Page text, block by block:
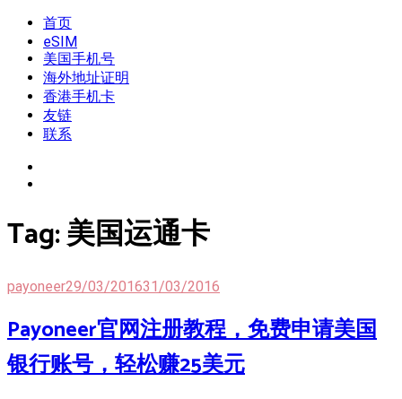
Skip
content
我是王掌柜
新闻酸菜馆|极客电台|自媒体联盟
首页
eSIM
美国手机号
海外地址证明
香港手机卡
友链
联系
Tag:美国运通卡
payoneer29/03/201631/03/2016
Payoneer官网注册教程，免费申请美国
银行账号，轻松赚25美元